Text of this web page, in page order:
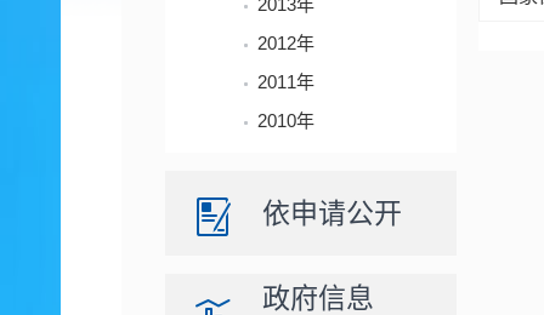
2013年
2012年
2011年
2010年
依申请公开
政府信息